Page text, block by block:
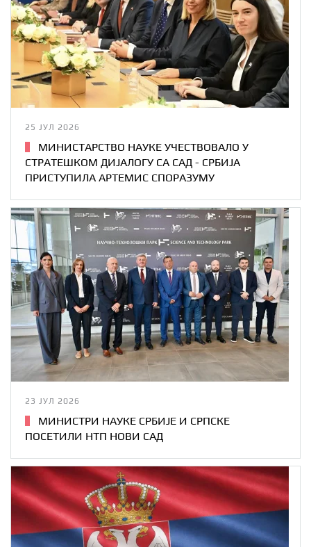
25 ЈУЛ 2026
МИНИСТАРСТВО НАУКЕ УЧЕСТВОВАЛО У
СТРАТЕШКОМ ДИЈАЛОГУ СА САД - СРБИЈА
ПРИСТУПИЛА АРТЕМИС СПОРАЗУМУ
23 ЈУЛ 2026
МИНИСТРИ НАУКЕ СРБИЈЕ И СРПСКЕ
ПОСЕТИЛИ НТП НОВИ САД